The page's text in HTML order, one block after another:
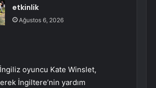
etkinlik
Ağustos 6, 2026
oyuncu Kate Winslet,
İngiltere’nin yardım